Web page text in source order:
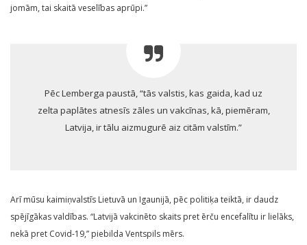
jomām, tai skaitā veselības aprūpi.”
Pēc Lemberga paustā, “tās valstis, kas gaida, kad uz
zelta paplātes atnesīs zāles un vakcīnas, kā, piemēram,
Latvija, ir tālu aizmugurē aiz citām valstīm.”
Arī mūsu kaimiņvalstīs Lietuvā un Igaunijā, pēc politiķa teiktā, ir daudz
spējīgākas valdības. “Latvijā vakcinēto skaits pret ērču encefalītu ir lielāks,
nekā pret Covid-19,” piebilda Ventspils mērs.